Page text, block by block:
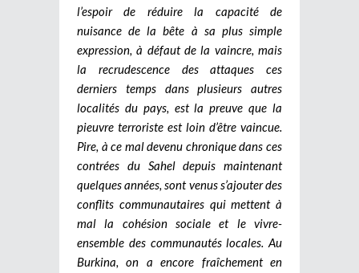
l’espoir de réduire la capacité de
nuisance de la bête à sa plus simple
expression, à défaut de la vaincre, mais
la recrudescence des attaques ces
derniers temps dans plusieurs autres
localités du pays, est la preuve que la
pieuvre terroriste est loin d’être vaincue.
Pire, à ce mal devenu chronique dans ces
contrées du Sahel depuis maintenant
quelques années, sont venus s’ajouter des
conflits communautaires qui mettent à
mal la cohésion sociale et le vivre-
ensemble des communautés locales. Au
Burkina, on a encore fraîchement en